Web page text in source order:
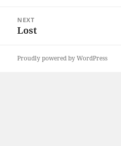
NEXT
Next
Lost
Proudly powered by WordPress